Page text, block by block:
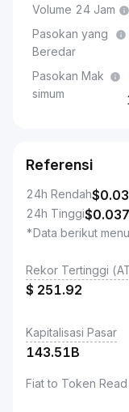
Volume 24 Jam
Pasokan yang
Beredar
Pasokan Mak
simum
Referensi
24h Rendah$
24h Tinggi$
*Data berikut
Rekor Tertinggi
$ 251.92
Kapitalisasi Pasar
143.51B
Fiat to Token